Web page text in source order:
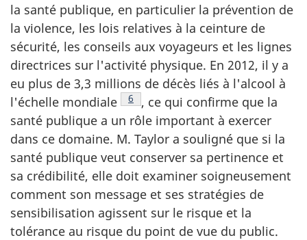
la santé publique, en particulier la prévention de
la violence, les lois relatives à la ceinture de
sécurité, les conseils aux voyageurs et les lignes
directrices sur l'activité physique. En 2012, il y a
eu plus de 3,3 millions de décès liés à l'alcool à
l'échelle mondiale
Note de bas de page
6
, ce qui confirme que la
santé publique a un rôle important à exercer
dans ce domaine. M. Taylor a souligné que si la
santé publique veut conserver sa pertinence et
sa crédibilité, elle doit examiner soigneusement
comment son message et ses stratégies de
sensibilisation agissent sur le risque et la
tolérance au risque du point de vue du public.